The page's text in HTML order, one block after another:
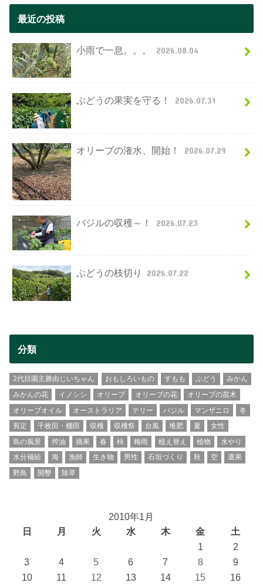
最近の投稿
小雨で一息。。。 2026.08.04
ぶどうの果実を守る！ 2026.07.31
オリーブの潅水、開始！ 2026.07.29
バジルの収穫～！ 2026.07.23
ぶどうの枝切り 2026.07.22
分類
2代目園主勝由じいちゃん おもしろいもの すもも ぶどう
みかん
みかんの花
イノシシ オリーブ オリーブの花
オリーブの苗木
オリーブオイル
オーストラリア テリー バジル マンザニロ
冬
剪定
千枚田・棚田 収穫 収穫祭 台風 堆肥 夏
女性
島の風景
搾油 摘果 春 柿 梅雨 植え替え 植物
水やり
水分補給
海 漁師 生き物 男性 石垣づくり 秋 空
選果
野鳥
開墾 除草
2010年1月
日
月 火 水 木 金 土
1
2
3
4 5 6 7 8
9
10
11 12 13 14 15
16